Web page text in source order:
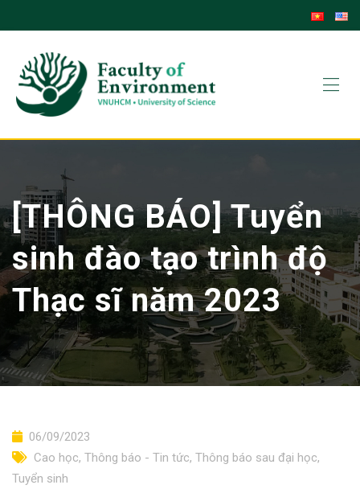
to
content
[THÔNG BÁO] Tuyển
sinh đào tạo trình độ
Thạc sĩ năm 2023
06/09/2023
Cao học, Thông báo - Tin tức, Thông báo sau đại học,
Tuyển sinh